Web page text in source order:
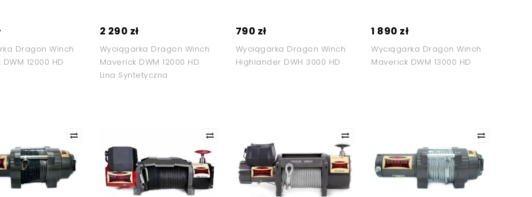
Dragon Winch
12000 HD
2 290 zł
Wyciągarka Dragon Winch
Maverick DWM 12000 HD
Lina Syntetyczna
790 zł
Wyciągarka Dragon Winch
Highlander DWH 3000 HD
1 890 zł
Wyciągarka Dragon Winch
Maverick DWM 13000 HD